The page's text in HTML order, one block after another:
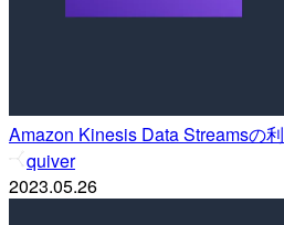
Amazon Kinesis Data Streamsの
quiver
2023.05.26